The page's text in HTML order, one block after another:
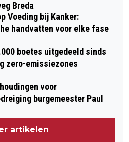
Breda
Voeding bij Kanker:
handvatten voor elke fase
boetes uitgedeeld sinds
zero-emissiezones
voor
burgemeester Paul
artikelen